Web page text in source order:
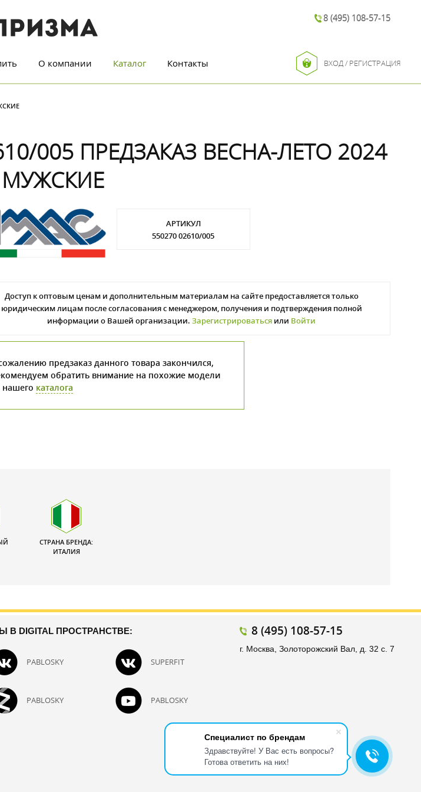
Специалист по брендам
Здравствуйте! У Вас есть вопросы?
Готова ответить на них!
8 (495) 108-57-15
О компании Каталог Контакты ВХОД / РЕГИСТРАЦИЯ
005 ПРЕДЗАКАЗ ВЕСНА-ЛЕТО 2024
МУЖСКИЕ
АРТИКУЛ
550270 02610/005
Доступ к оптовым ценам и дополнительным материалам на сайте предоставляется только
юридическим лицам после согласования с менеджером, получения и подтверждения полной
информации о Вашей организации. Зарегистрироваться или Войти
предзаказ данного товара закончился,
обратить внимание на похожие модели
нашего каталога
СТРАНА БРЕНДА:
ИТАЛИЯ
В DIGITAL ПРОСТРАНСТВЕ:
PABLOSKY SUPERFIT
PABLOSKY PABLOSKY
8 (495) 108-57-15
г. Москва, Золоторожский Вал, д. 32 с. 7